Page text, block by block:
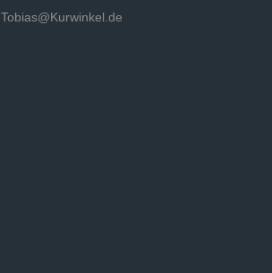
Tobias@Kurwinkel.de